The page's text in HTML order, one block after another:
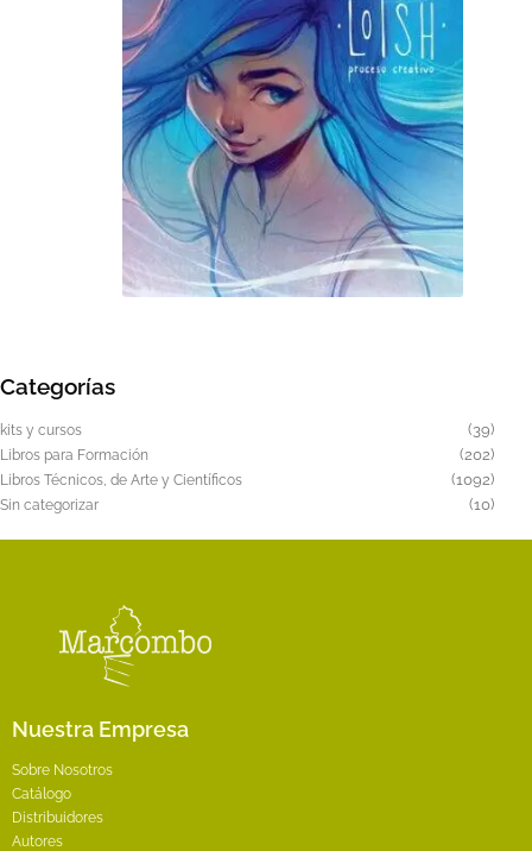
tiene
múltiples
variantes.
Las
opciones
se
pueden
elegir
la
Las
opciones
pueden
la
página
de
Categorías
kits y cursos 3939
Libros para Formación 202202
Libros Técnicos, de Arte y Científicos 10921092
Sin categorizar 1010
Nuestra Empresa
Sobre Nosotros
Catálogo
Distribuidores
Autores